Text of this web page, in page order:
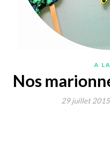
A
Nos
29 juillet 2015